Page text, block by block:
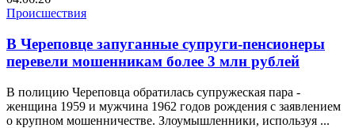
Происшествия
В Череповце запуганные супруги-пенсионеры
перевели мошенникам более 3 млн рублей
В полицию Череповца обратилась супружеская пара -
женщина 1959 и мужчина 1962 годов рождения с заявлением
о крупном мошенничестве. Злоумышленники, используя ...